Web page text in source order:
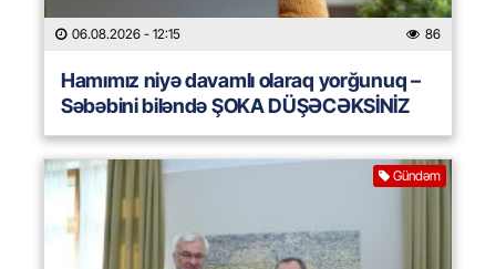
06.08.2026 - 12:15 86
Hamımız niyə davamlı olaraq yorğunuq –
Səbəbini biləndə ŞOKA DÜŞƏCƏKSİNİZ
Gündəm